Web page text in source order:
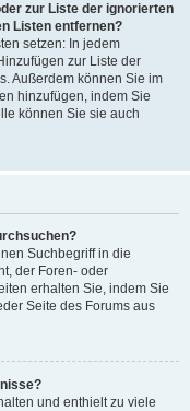
zur Liste der ignorierten
Listen entfernen?
setzen: In jedem
zur Liste der
Außerdem können Sie im
hinzufügen, indem Sie
können Sie sie auch
Suchbegriff in die
der Foren- oder
erhalten Sie, indem Sie
Seite des Forums aus
und enthielt zu viele